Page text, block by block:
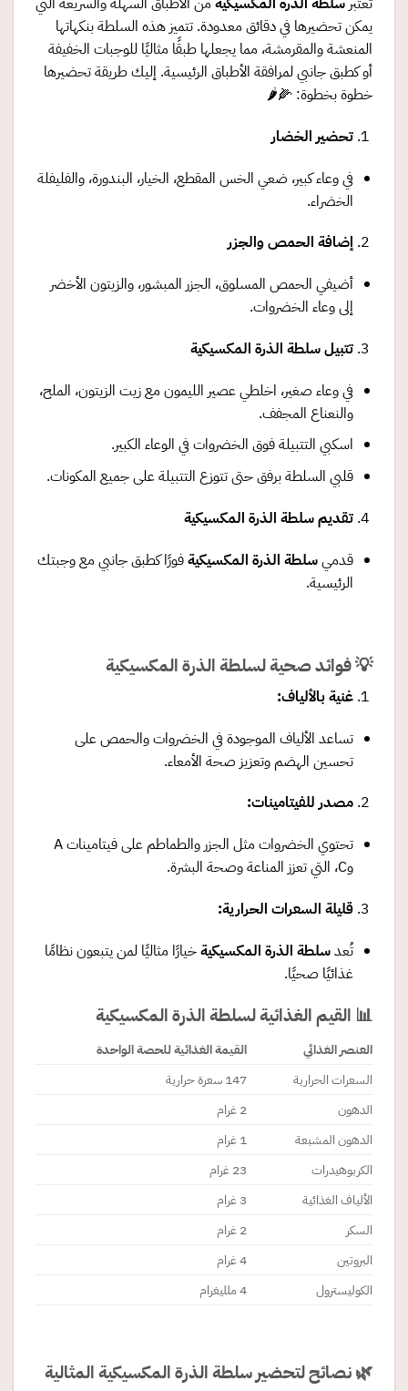
يمكن تحضيرها في دقائق معدودة. تتميز هذه السلطة بنكهاتها
المنعشة والمقرمشة، مما يجعلها طبقًا مثاليًا للوجبات الخفيفة
أو كطبق جانبي لمرافقة الأطباق الرئيسية. إليك طريقة تحضيرها
خطوة بخطوة: 🌽🌶️
تحضير الخضار
في وعاء كبير، ضعي الخس المقطع، الخيار، البندورة، والفليفلة
الخضراء.
إضافة الحمص والجزر
أضيفي الحمص المسلوق، الجزر المبشور، والزيتون الأخضر
إلى وعاء الخضروات.
تتبيل سلطة الذرة المكسيكية
في وعاء صغير، اخلطي عصير الليمون مع زيت الزيتون، الملح،
والنعناع المجفف.
اسكبي التتبيلة فوق الخضروات في الوعاء الكبير.
قلبي السلطة برفق حتى تتوزع التتبيلة على جميع المكونات.
تقديم سلطة الذرة المكسيكية
قدميسلطة الذرة المكسيكيةفورًا كطبق جانبي مع وجبتك
الرئيسية.
💡 فوائد صحية لسلطة الذرة المكسيكية
غنية بالألياف:
تساعد الألياف الموجودة في الخضروات والحمص على
تحسين الهضم وتعزيز صحة الأمعاء.
مصدر للفيتامينات:
تحتوي الخضروات مثل الجزر والطماطم على فيتامينات A
وC، التي تعزز المناعة وصحة البشرة.
قليلة السعرات الحرارية:
تُعدسلطة الذرة المكسيكيةخيارًا مثاليًا لمن يتبعون نظامًا
غذائيًا صحيًا.
📊 القيم الغذائية لسلطة الذرة المكسيكية
العنصر الغذائي
القيمة الغذائية للحصة الواحدة
السعرات الحرارية
147 سعرة حرارية
الدهون
2 غرام
الدهون المشبعة
1 غرام
الكربوهيدرات
23 غرام
الألياف الغذائية
3 غرام
السكر
2 غرام
البروتين
4 غرام
الكوليسترول
4 ملليغرام
🌿 نصائح لتحضير سلطة الذرة المكسيكية المثالية